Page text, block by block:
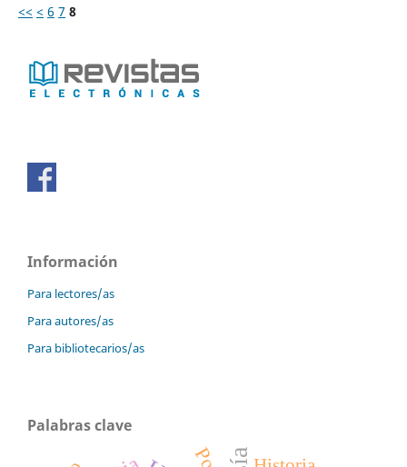
<< < 6 7 8
Información
Para lectores/as
Para autores/as
Para bibliotecarios/as
Palabras clave